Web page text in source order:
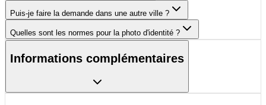
Puis-je faire la demande dans une autre ville ?
Quelles sont les normes pour la photo d'identité ?
Informations complémentaires